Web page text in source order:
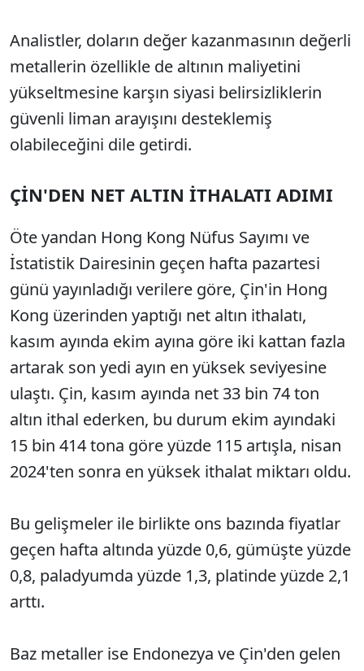
Analistler, doların değer kazanmasının değerli
metallerin özellikle de altının maliyetini
yükseltmesine karşın siyasi belirsizliklerin
güvenli liman arayışını desteklemiş
olabileceğini dile getirdi.
ÇİN'DEN NET ALTIN İTHALATI ADIMI
Öte yandan Hong Kong Nüfus Sayımı ve
İstatistik Dairesinin geçen hafta pazartesi
günü yayınladığı verilere göre, Çin'in Hong
Kong üzerinden yaptığı net altın ithalatı,
kasım ayında ekim ayına göre iki kattan fazla
artarak son yedi ayın en yüksek seviyesine
ulaştı. Çin, kasım ayında net 33 bin 74 ton
altın ithal ederken, bu durum ekim ayındaki
15 bin 414 tona göre yüzde 115 artışla, nisan
2024'ten sonra en yüksek ithalat miktarı oldu.
Bu gelişmeler ile birlikte ons bazında fiyatlar
geçen hafta altında yüzde 0,6, gümüşte yüzde
0,8, paladyumda yüzde 1,3, platinde yüzde 2,1
arttı.
Baz metaller ise Endonezya ve Çin'den gelen